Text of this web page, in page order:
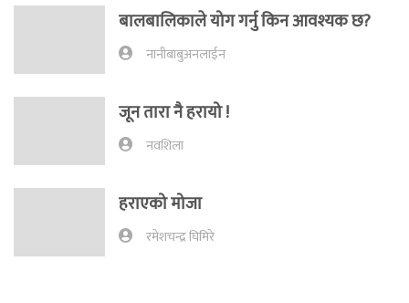
बालबालिकाले योग गर्नु किन आवश्यक छ?
नानीबाबुअनलाईन
जून तारा नै हरायो !
नवशिला
हराएको मोजा
रमेशचन्द्र घिमिरे